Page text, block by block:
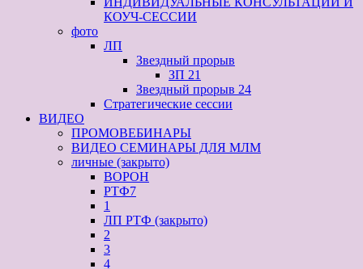
КОУЧ-СЕССИИ
фото
ЛП
Звездный прорыв
ЗП 21
Звездный прорыв 24
Стратегические сессии
ВИДЕО
ПРОМОВЕБИНАРЫ
ВИДЕО СЕМИНАРЫ ДЛЯ МЛМ
личные (закрыто)
ВОРОН
РТФ7
1
ЛП РТФ (закрыто)
2
3
4